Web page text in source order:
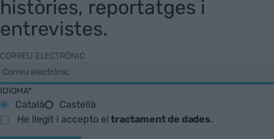
històries, reportatges i
entrevistes.
CORREU ELECTRÒNIC
IDIOMA*
Català
Castellà
He llegit i accepto eltractament de dades.